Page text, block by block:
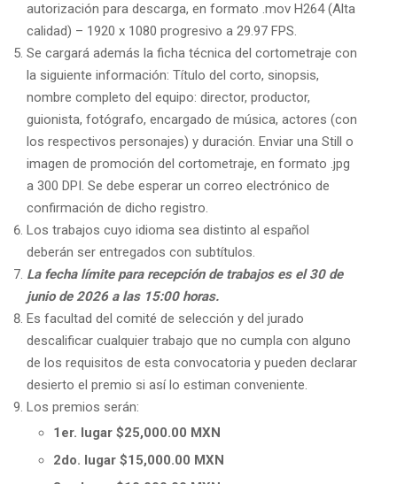
autorización para descarga, en formato .mov H264 (Alta
calidad) – 1920 x 1080 progresivo a 29.97 FPS.
Se cargará además la ficha técnica del cortometraje con
la siguiente información: Título del corto, sinopsis,
nombre completo del equipo: director, productor,
guionista, fotógrafo, encargado de música, actores (con
los respectivos personajes) y duración. Enviar una Still o
imagen de promoción del cortometraje, en formato .jpg
a 300 DPI. Se debe esperar un correo electrónico de
confirmación de dicho registro.
Los trabajos cuyo idioma sea distinto al español
deberán ser entregados con subtítulos.
La fecha límite para recepción de trabajos es el 30 de
junio de 2026 a las 15:00 horas.
Es facultad del comité de selección y del jurado
descalificar cualquier trabajo que no cumpla con alguno
de los requisitos de esta convocatoria y pueden declarar
desierto el premio si así lo estiman conveniente.
Los premios serán:
1er. lugar $25,000.00 MXN
2do. lugar $15,000.00 MXN